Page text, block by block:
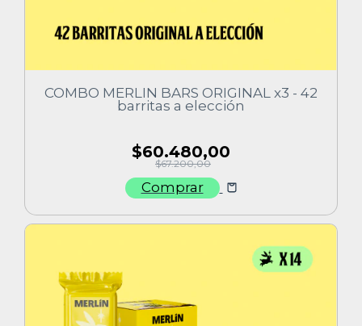
COMBO MERLIN BARS ORIGINAL x3 - 42
barritas a elección
$60.480,00
$67.200,00
Comprar